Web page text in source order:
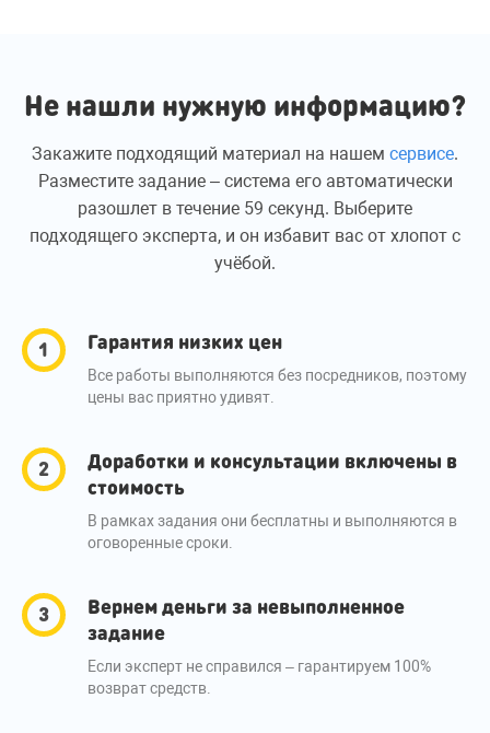
Не нашли нужную информацию?
Закажите подходящий материал на нашем сервисе.
Разместите задание – система его автоматически
разошлет в течение 59 секунд. Выберите
подходящего эксперта, и он избавит вас от хлопот с
учёбой.
Гарантия низких цен
Все работы выполняются без посредников, поэтому
цены вас приятно удивят.
Доработки и консультации включены в
стоимость
В рамках задания они бесплатны и выполняются в
оговоренные сроки.
Вернем деньги за невыполненное
задание
Если эксперт не справился – гарантируем 100%
возврат средств.